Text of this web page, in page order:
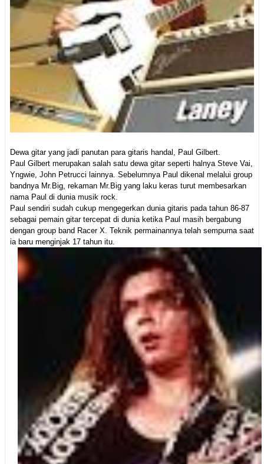
Dewa gitar yang jadi panutan para gitaris handal, Paul Gilbert.
Paul Gilbert merupakan salah satu dewa gitar seperti halnya Steve Vai,
Yngwie, John Petrucci lainnya. Sebelumnya Paul dikenal melalui group
bandnya Mr.Big, rekaman Mr.Big yang laku keras turut membesarkan
nama Paul di dunia musik rock.
Paul sendiri sudah cukup mengegerkan dunia gitaris pada tahun 86-87
sebagai pemain gitar tercepat di dunia ketika Paul masih bergabung
dengan group band Racer X. Teknik permainannya telah sempurna saat
ia baru menginjak 17 tahun itu.